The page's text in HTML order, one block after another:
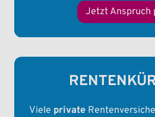
Jetzt Anspruch
Viele private